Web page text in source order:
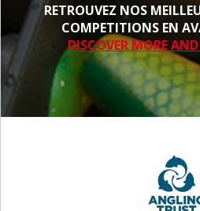
RETROUVEZ NOS
COMPETITIONS EN
DISCOVER MORE